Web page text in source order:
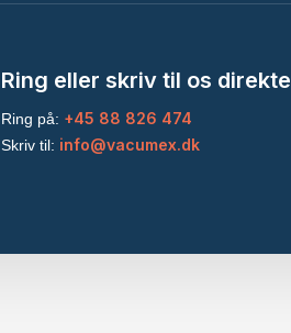
Ring eller skriv til os direkte
Ring på: +45 88 826 474
Skriv til: info@vacumex.dk